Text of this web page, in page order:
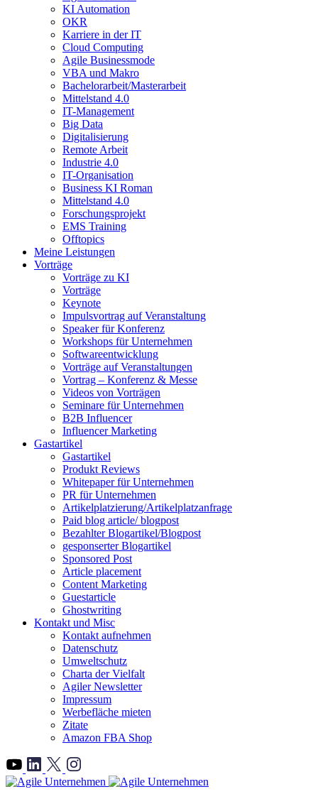
KI Automation
OKR
Karriere in der IT
Cloud Computing
Agile Businessmode
VBA und Makro
Bachelorarbeit/Masterarbeit
Mittelstand 4.0
IT-Management
Big Data
Digitalisierung
Remote Arbeit
Industrie 4.0
IT-Organisation
Business KI Roman
Mittelstand 4.0
Forschungsprojekt
EMS Training
Offtopics
Meine Leistungen
Vorträge
Vorträge zu KI
Vorträge
Keynote
Impulsvortrag auf Veranstaltung
Speaker für Konferenz
Workshops für Unternehmen
Softwareentwicklung
Vorträge auf Veranstaltungen
Vortrag – Konferenz & Messe
Videos von Vorträgen
Seminare für Unternehmen
B2B Influencer
Influencer Marketing
Gastartikel
Gastartikel
Produkt Reviews
Whitepaper für Unternehmen
PR für Unternehmen
Artikelplatzierung/Artikelplatzanfrage
Paid blog article/ blogpost
Bezahlter Blogartikel/Blogpost
gesponserter Blogartikel
Sponsored Post
Article placement
Content Marketing
Guestarticle
Ghostwriting
Kontakt und Misc
Kontakt aufnehmen
Datenschutz
Umweltschutz
Charta der Vielfalt
Agiler Newsletter
Impressum
Werbefläche mieten
Zitate
Amazon FBA Shop
">